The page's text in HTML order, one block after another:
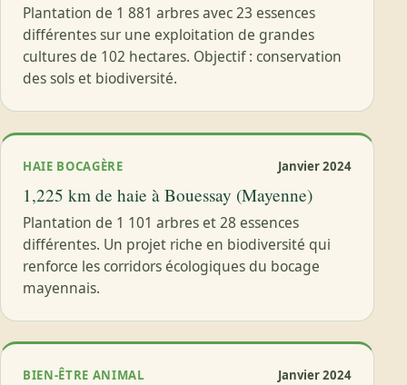
Plantation de 1 881 arbres avec 23 essences
différentes sur une exploitation de grandes
cultures de 102 hectares. Objectif : conservation
des sols et biodiversité.
HAIE BOCAGÈRE Janvier 2024
1,225 km de haie à Bouessay (Mayenne)
Plantation de 1 101 arbres et 28 essences
différentes. Un projet riche en biodiversité qui
renforce les corridors écologiques du bocage
mayennais.
BIEN-ÊTRE ANIMAL Janvier 2024